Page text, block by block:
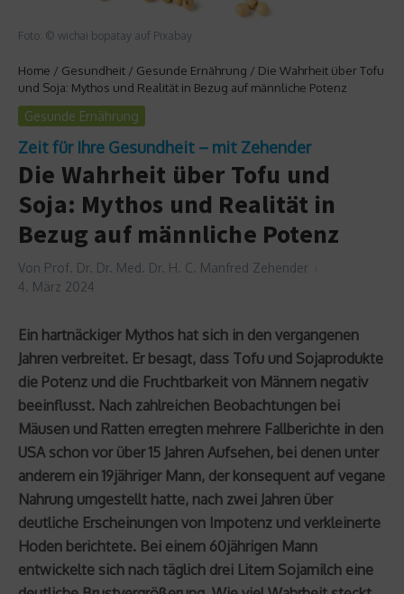
Foto: © wichai bopatay auf Pixabay
Home / Gesundheit / Gesunde Ernährung / Die Wahrheit über Tofu
und Soja: Mythos und Realität in Bezug auf männliche Potenz
Gesunde Ernährung
Zeit für Ihre Gesundheit – mit Zehender
Die Wahrheit über Tofu und
Soja: Mythos und Realität in
Bezug auf männliche Potenz
Von Prof. Dr. Dr. Med. Dr. H. C. Manfred Zehender
4. März 2024
Ein hartnäckiger Mythos hat sich in den vergangenen
Jahren verbreitet. Er besagt, dass Tofu und Sojaprodukte
die Potenz und die Fruchtbarkeit von Männern negativ
beeinflusst. Nach zahlreichen Beobachtungen bei
Mäusen und Ratten erregten mehrere Fallberichte in den
USA schon vor über 15 Jahren Aufsehen, bei denen unter
anderem ein 19jähriger Mann, der konsequent auf vegane
Nahrung umgestellt hatte, nach zwei Jahren über
deutliche Erscheinungen von Impotenz und verkleinerte
Hoden berichtete. Bei einem 60jährigen Mann
entwickelte sich nach täglich drei Litern Sojamilch eine